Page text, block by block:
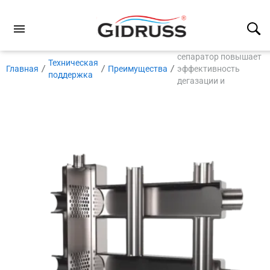
Главная
Техническая
поддержка
Преимущества
Встроенный
сепаратор повышает
эффективность
дегазации и